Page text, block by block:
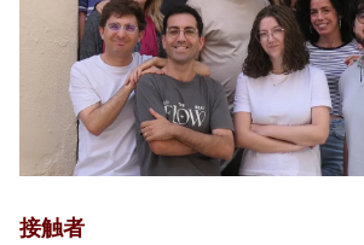
接触者